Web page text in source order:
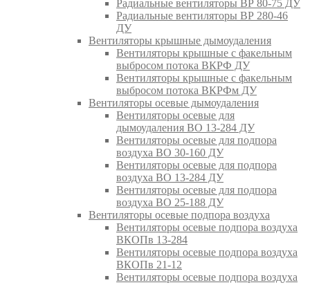
Радиальные вентиляторы ВР 80-75 ДУ
Радиальные вентиляторы ВР 280-46
ДУ
Вентиляторы крышные дымоудаления
Вентиляторы крышные с факельным
выбросом потока ВКРФ ДУ
Вентиляторы крышные с факельным
выбросом потока ВКРФм ДУ
Вентиляторы осевые дымоудаления
Вентиляторы осевые для
дымоудаления ВО 13-284 ДУ
Вентиляторы осевые для подпора
воздуха ВО 30-160 ДУ
Вентиляторы осевые для подпора
воздуха ВО 13-284 ДУ
Вентиляторы осевые для подпора
воздуха ВО 25-188 ДУ
Вентиляторы осевые подпора воздуха
Вентиляторы осевые подпора воздуха
ВКОПв 13-284
Вентиляторы осевые подпора воздуха
ВКОПв 21-12
Вентиляторы осевые подпора воздуха